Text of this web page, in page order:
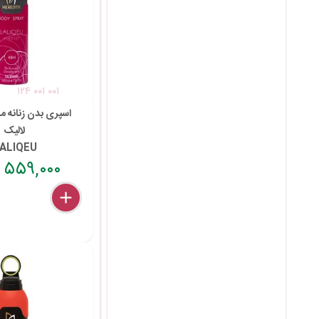
۱۲۴ ۰۰۱ ۰۰۱
اسپری بدن
لالیک
۵۵۹,۰۰۰ تومان
delete
remove
add